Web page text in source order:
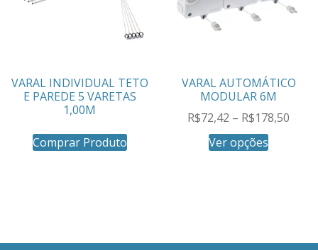
VARAL INDIVIDUAL TETO
E PAREDE 5 VARETAS
1,00M
Comprar Produto
VARAL AUTOMÁTICO
MODULAR 6M
R$72,42 – R$178,50
Ver opções